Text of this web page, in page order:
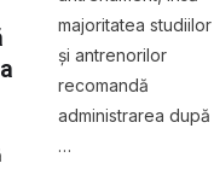
majoritatea studiilor
și antrenorilor
recomandă
administrarea după
…